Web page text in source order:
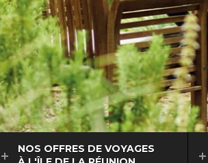
NOS OFFRES DE VOYAGES